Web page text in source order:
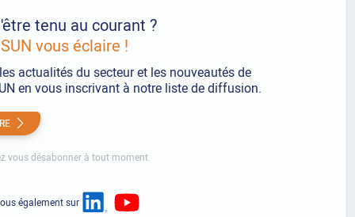
tenu au courant ?
vous éclaire !
actualités du secteur et les nouveautés de
en vous inscrivant à notre liste de diffusion.
vous désabonner à tout moment.
également sur